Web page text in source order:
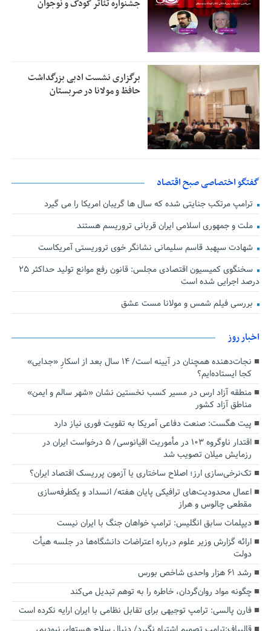
جشنواره تئاتر کودک و نوجوان
برگزاری نشست ادبی بزرگداشت
حافظ و مولانا در صربستان
گفتگو اختصاصی صبح اقتصاد
ترامپ مرتکب جنایتی شده که سال ها گریبان امریکا را می گیرد
ملت و جمهوری اسلامی ایران قربانی تروریسم هستند
شهادت سپهبد قاسم سلیمانی نشانگر خوی تروریستی آمریکاست
سخنگوی کمیسیون اقتصادی مجلس: قانون رفع موانع تولید حداکثر ۲۵
درصد اجرایی شده است
بررسی فیلم شمس و مولانا مست عشق
اخبار روز
نجات‌دهنده‌ همچنان در آیینه است/ ۱۴ سال بعد از اسکارِ «جدایی»
کجا ایستاده‌ایم؟
منطقه آزاد ارس در مسیر کسب نخستین نشان «شهر سالم و ایمن»
مناطق آزاد کشور
پیت هگست: صنعت دفاعی آمریکا به تقویت فوری نیاز دارد
اقتدار ناوگروه ۱۰۳ در مأموریت‌ اقیانوسی/ ۵ درخواست ایران در
رزمایش میلان تصویب شد
تک‌نرخی‌سازی ارز؛ اصلاح ساختاری یا آزمون پرریسک اقتصاد ایران؟
اعمال محدودیت‌های ترافیکی پایان هفته/ انسداد و یکطرفه‌سازی
مقطعی چالوس و هراز
دیپلمات سابق انگلیس:‌ ترامپ خواهان جنگ با ایران نیست
ارائه گزارش وزیر علوم درباره اعتراضات دانشگاه‌ها در جلسه هیأت
دولت
رشد ۶۱ هزار واحدی شاخص بورس
چگونه مواد روان‌گردان، خاطره را به توهم تبدیل می‌کند
فارن پالسی: ترامپ توجیهی برای تقابل نظامی با ایران ارایه نکرده است